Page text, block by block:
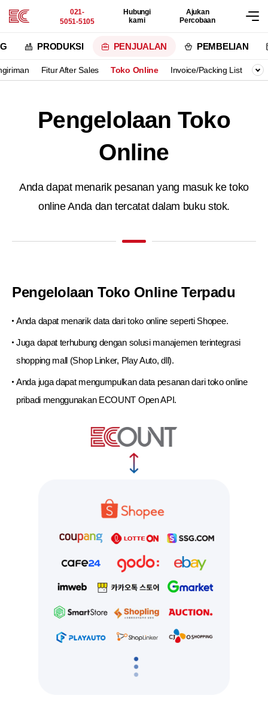
021-
5051-5105
Hubungi
kami
Ajukan
Percobaan
PRODUKSI PENJUALAN PEMBELIAN
Fitur After Sales Toko Online Invoice/Packing List
Pengelolaan Toko
Online
Anda dapat menarik pesanan yang masuk ke toko
online Anda dan tercatat dalam buku stok.
Pengelolaan Toko OnlineTerpadu
Anda dapat menarik data dari toko online seperti Shopee.
Juga dapat terhubung dengan solusi manajemen terintegrasi
shopping mall (Shop Linker, Play Auto, dll).
Anda juga dapat mengumpulkan data pesanan daritoko online
pribadi menggunakan ECOUNT Open API.